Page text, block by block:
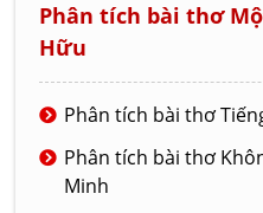
Phân tích bài thơ
Hữu
Phân tích bài thơ
Phân tích bài thơ
Minh